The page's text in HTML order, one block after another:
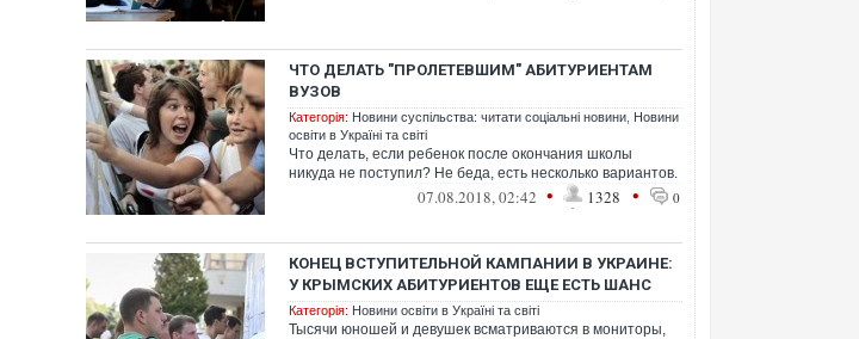
ЧТО ДЕЛАТЬ "ПРОЛЕТЕВШИМ" АБИТУРИЕНТАМ
ВУЗОВ
Категорія: Новини суспільства: читати соціальні новини Новини
освіти в Україні та світі
Что делать, если ребенок после окончания школы
никуда не поступил? Не беда, есть несколько вариантов.
07.08.2018, 02:42 • 1328 • 0
КОНЕЦ ВСТУПИТЕЛЬНОЙ КАМПАНИИ В УКРАИНЕ:
У КРЫМСКИХ АБИТУРИЕНТОВ ЕЩЕ ЕСТЬ ШАНС
Категорія: Новини освіти в Україні та світі
Тысячи юношей и девушек всматриваются в мониторы,